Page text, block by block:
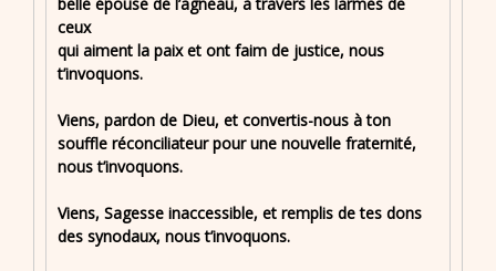
ceux
qui aiment la paix et ont faim de justice, nous
t’invoquons.
Viens, pardon de Dieu, et convertis-nous à ton
souffle réconciliateur pour une nouvelle fraternité,
nous t’invoquons.
Viens, Sagesse inaccessible, et remplis de tes dons
des synodaux, nous t’invoquons.